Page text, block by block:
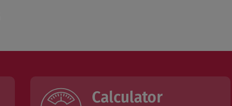
Calculator